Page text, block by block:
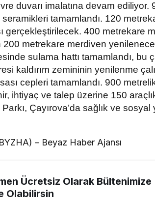
duvarı imalatına devam
seramikleri tamamlandı. 120
gerçekleştirilecek. 400 metrekare
200 metrekare merdiven
sulama hattı tamamlandı, bu
kaldırım zemininin yenilenme
cepleri tamamlandı. 900
ihtiyaç ve talep üzerine 150
Çayırova’da sağlık ve
– Beyaz Haber Ajansı
Ücretsiz Olarak Bültenimize
Olabilirsin